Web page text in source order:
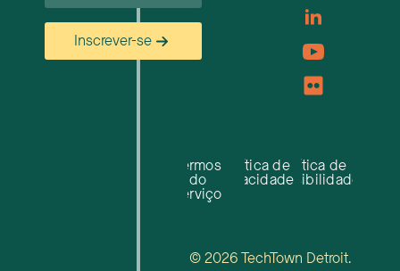
Inscrever-se
Termos
do
serviço
Política de
privacidade
Política de
acessibilidade
© 2026 TechTown Detroit.